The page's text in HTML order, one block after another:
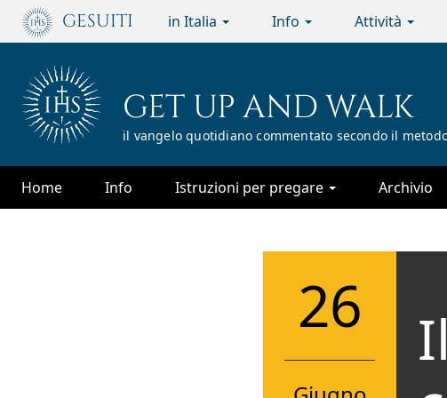
Passa
principale
GESUITI in Italia Info Attività
GET UP AND WALK
il vangelo quotidiano commentato secondo il
Home Info Istruzioni per pregare Archivio
26